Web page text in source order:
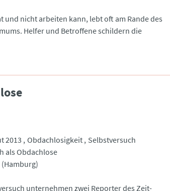
und nicht arbeiten kann, lebt oft am Rande des
Helfer und Betroffene schildern die
2013 Obdachlosigkeit
Selbstversuch
als Obdachlose
unternehmen zwei Reporter des Zeit-